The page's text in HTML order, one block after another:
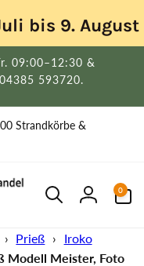
bis 9.
09:00–12:30 &
593720.
Strandkörbe &
Einloggen
0
Artikel
› Prieß ›
Iroko
Modell Meister, Foto